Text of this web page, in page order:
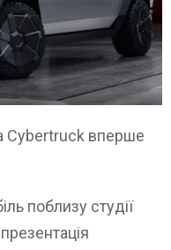
Cybertruck вперше
поблизу студії